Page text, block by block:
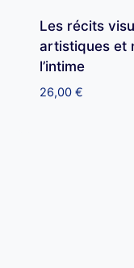
Les récits
artistiques et
l’intime
26,00 €